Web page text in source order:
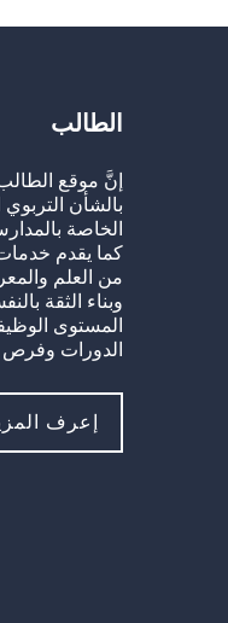
الطالب
إنَّ موقع
بالشأن التربوي
الخاصة
كما يقدم
من العلم
وبناء الثقة
المستوى
الدورات وفرص
إعرف